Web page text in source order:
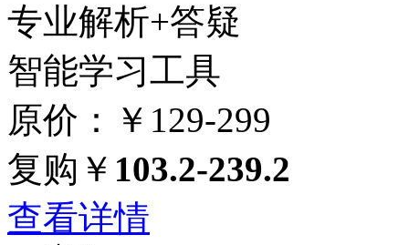
专业解析+答疑
智能学习工具
原价：￥129-299
复购￥ 103.2-239.2
查看详情